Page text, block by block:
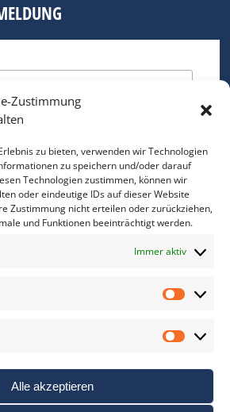
Zustimmung
zu bieten, verwenden wir Technologien
zu speichern und/oder darauf
Technologien zustimmen, können wir
oder eindeutige IDs auf dieser Website
Zustimmung nicht erteilen oder zurückziehen,
und Funktionen beeinträchtigt werden.
Immer aktiv
Alle akzeptieren
ein.
*